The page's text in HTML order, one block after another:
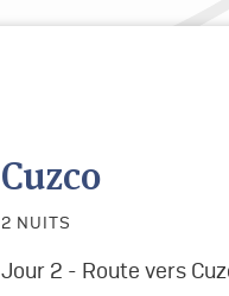
Cuzco
2 NUITS
Jour 2 - Route vers